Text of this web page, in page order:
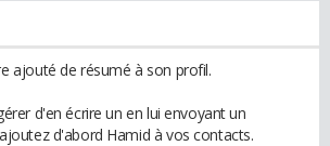
ajouté de résumé à son profil.
d'en écrire un en lui envoyant un
d'abord Hamid à vos contacts.